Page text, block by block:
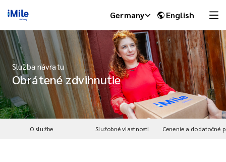
Germany English
Služba návratu
Obrátené zdvihnutie
O službe Služobné vlastnosti